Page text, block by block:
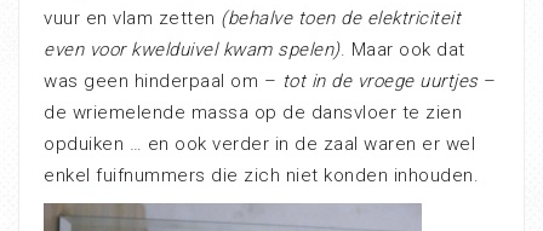
vuur en vlam zetten (behalve toen de elektriciteit
even voor kwelduivel kwam spelen). Maar ook dat
was geen hinderpaal om – tot in de vroege uurtjes–
de wriemelende massa op de dansvloer te zien
opduiken … en ook verder in de zaal waren er wel
enkel fuifnummers die zich niet konden inhouden.